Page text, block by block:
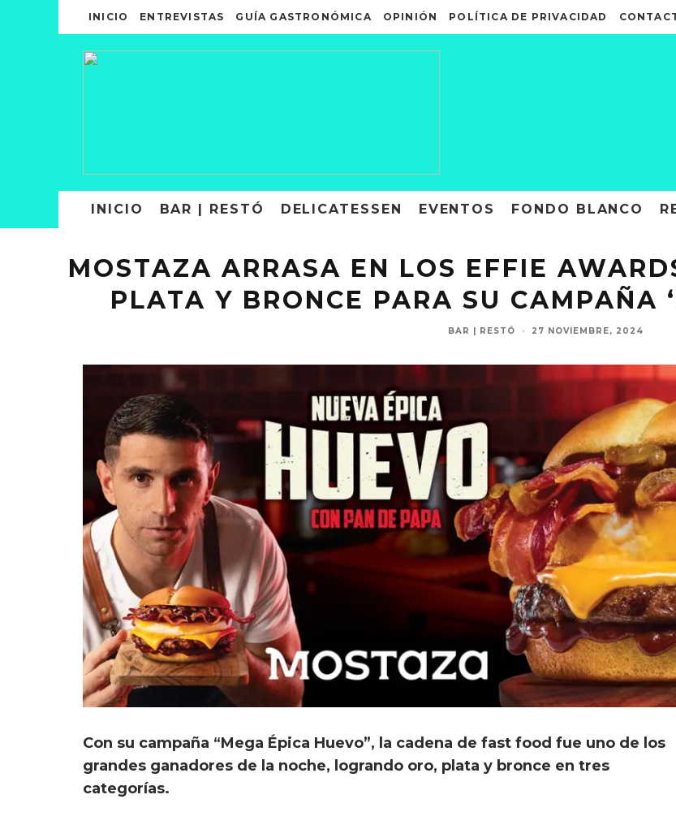
INICIO ENTREVISTAS GUÍA GASTRONÓMICA OPINIÓN POLÍTICA DE PRIVACIDAD
INICIO BAR | RESTÓ DELICATESSEN EVENTOS FONDO BLANCO
MOSTAZA ARRASA EN LOS EFFIE
PLATA Y BRONCE PARA SU CAMPAÑA
BAR | RESTÓ · 27 NOVIEMBRE, 2024
Con su campaña “Mega Épica Huevo”, la cadena de fast food fue uno de los
grandes ganadores de la noche, logrando oro, plata y bronce en tres
categorías.